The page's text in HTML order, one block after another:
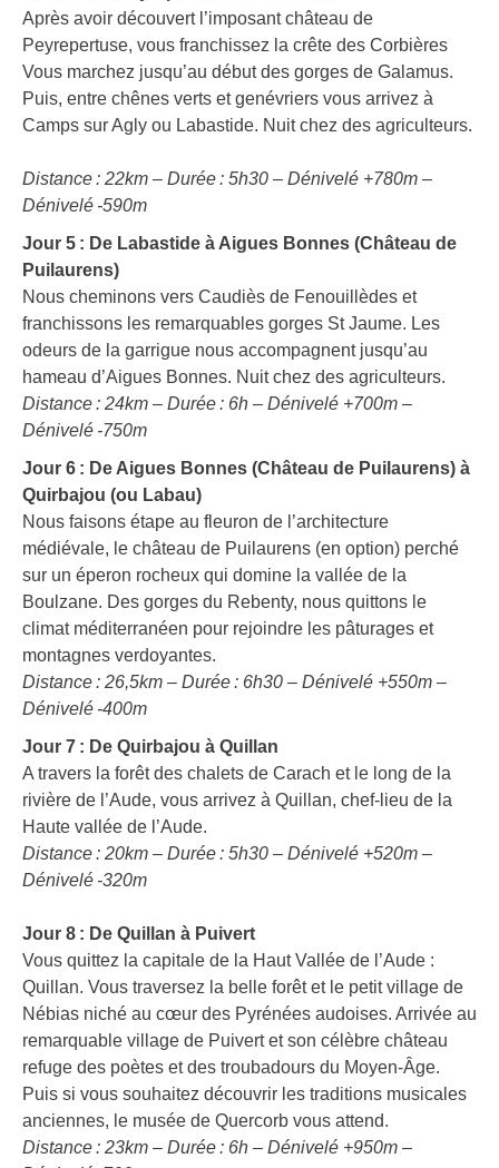
Après avoir découvert l’imposant château de
Peyrepertuse, vous franchissez la crête des Corbières
Vous marchez jusqu’au début des gorges de Galamus.
Puis, entre chênes verts et genévriers vous arrivez à
Camps sur Agly ou Labastide. Nuit chez des agriculteurs.
Distance : 22km – Durée : 5h30 – Dénivelé +780m –
Dénivelé -590m
Jour 5 : De Labastide à Aigues Bonnes (Château de
Puilaurens)
Nous cheminons vers Caudiès de Fenouillèdes et
franchissons les remarquables gorges St Jaume. Les
odeurs de la garrigue nous accompagnent jusqu’au
hameau d’Aigues Bonnes. Nuit chez des agriculteurs.
Distance : 24km – Durée : 6h – Dénivelé +700m –
Dénivelé -750m
Jour 6 : De Aigues Bonnes (Château de Puilaurens) à
Quirbajou (ou Labau)
Nous faisons étape au fleuron de l’architecture
médiévale, le château de Puilaurens (en option) perché
sur un éperon rocheux qui domine la vallée de la
Boulzane. Des gorges du Rebenty, nous quittons le
climat méditerranéen pour rejoindre les pâturages et
montagnes verdoyantes.
Distance : 26,5km – Durée : 6h30 – Dénivelé +550m –
Dénivelé -400m
Jour 7 : De Quirbajou à Quillan
A travers la forêt des chalets de Carach et le long de la
rivière de l’Aude, vous arrivez à Quillan, chef-lieu de la
Haute vallée de l’Aude.
Distance : 20km – Durée : 5h30 – Dénivelé +520m –
Dénivelé -320m
Jour 8 : De Quillan à Puivert
Vous quittez la capitale de la Haut Vallée de l’Aude :
Quillan. Vous traversez la belle forêt et le petit village de
Nébias niché au cœur des Pyrénées audoises. Arrivée au
remarquable village de Puivert et son célèbre château
refuge des poètes et des troubadours du Moyen-Âge.
Puis si vous souhaitez découvrir les traditions musicales
anciennes, le musée de Quercorb vous attend.
Distance : 23km – Durée : 6h – Dénivelé +950m –